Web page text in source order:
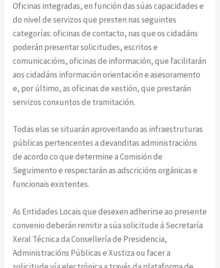
Oficinas integradas, en función das súas capacidades e
do nivel de servizos que presten nas seguintes
categorías: oficinas de contacto, nas que os cidadáns
poderán presentar solicitudes, escritos e
comunicacións, oficinas de información, que facilitarán
aos cidadáns información orientación e asesoramento
e, por último, as oficinas de xestión, que prestarán
servizos conxuntos de tramitación.
Todas elas se situarán aproveitando as infraestruturas
públicas pertencentes a devanditas administracións
de acordo co que determine a Comisión de
Seguimento e respectarán as adscricións orgánicas e
funcionais existentes.
As Entidades Locais que desexen adherirse ao presente
convenio deberán remitir a súa solicitude á Secretaría
Xeral Técnica da Consellería de Presidencia,
Administracións Públicas e Xustiza ou facer a